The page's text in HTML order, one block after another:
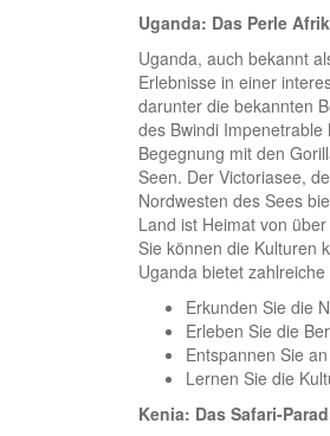
Uganda: Das Perle
Uganda, auch bekannt
Erlebnisse in einer
darunter die bekannten
des Bwindi
Begegnung mit den
Seen. Der Victoriasee,
Nordwesten des Sees
Land ist Heimat von
Sie können die Kulturen
Uganda bietet
Erkunden Sie die
Erleben Sie die
Entspannen Sie
Lernen Sie die
Kenia: Das Safari-